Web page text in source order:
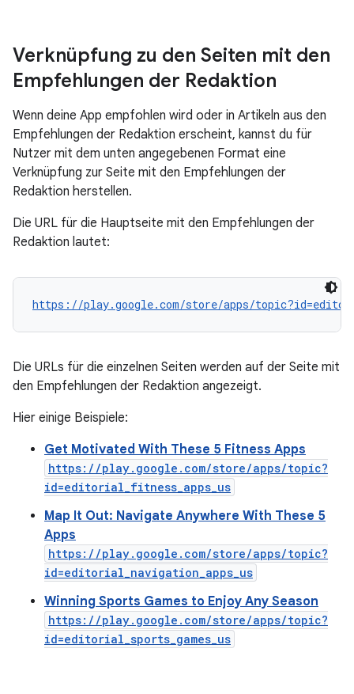
Verknüpfung zu den Seiten mit den
Empfehlungen der Redaktion
Wenn deine App empfohlen wird oder in Artikeln aus den
Empfehlungen der Redaktion erscheint, kannst du für
Nutzer mit dem unten angegebenen Format eine
Verknüpfung zur Seite mit den Empfehlungen der
Redaktion herstellen.
Die URL für die Hauptseite mit den Empfehlungen der
Redaktion lautet:
https://play.google.com/store/apps/
Die URLs für die einzelnen Seiten werden auf der Seite mit
den Empfehlungen der Redaktion angezeigt.
Hier einige Beispiele:
Get Motivated With These 5 Fitness Apps
https://play.google.com/store/apps/topic?
id=editorial_fitness_apps_us
Map It Out: Navigate Anywhere With These 5
Apps
https://play.google.com/store/apps/topic?
id=editorial_navigation_apps_us
Winning Sports Games to Enjoy Any Season
https://play.google.com/store/apps/topic?
id=editorial_sports_games_us